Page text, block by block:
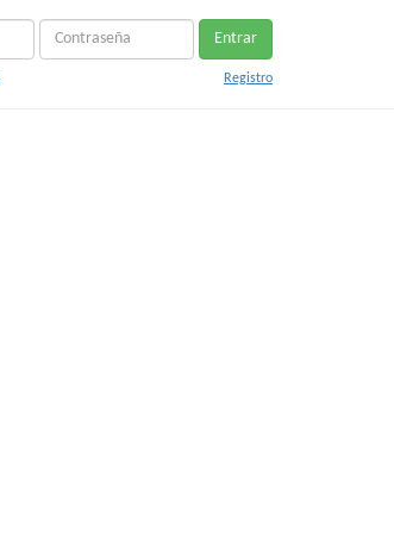
Entrar
Registro